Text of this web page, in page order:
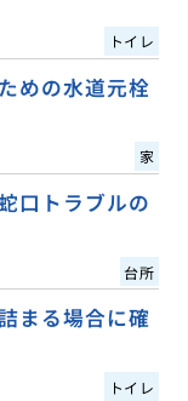
トイレ
めの水道元栓
家
口トラブルの
台所
まる場合に確
トイレ